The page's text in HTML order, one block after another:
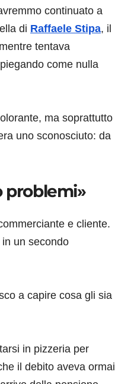
continuato a
di Raffaele Stipa, il
tentava
come nulla
ma soprattutto
uno sconosciuto: da
problemi»
e cliente.
un secondo
a capire cosa gli sia
in pizzeria per
il debito aveva ormai